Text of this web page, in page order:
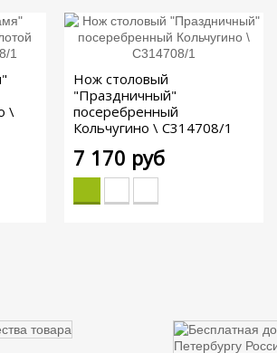
\
Нож столовый
"Праздничный"
посеребренный
Кольчугино \ С314708/1
7 170 руб